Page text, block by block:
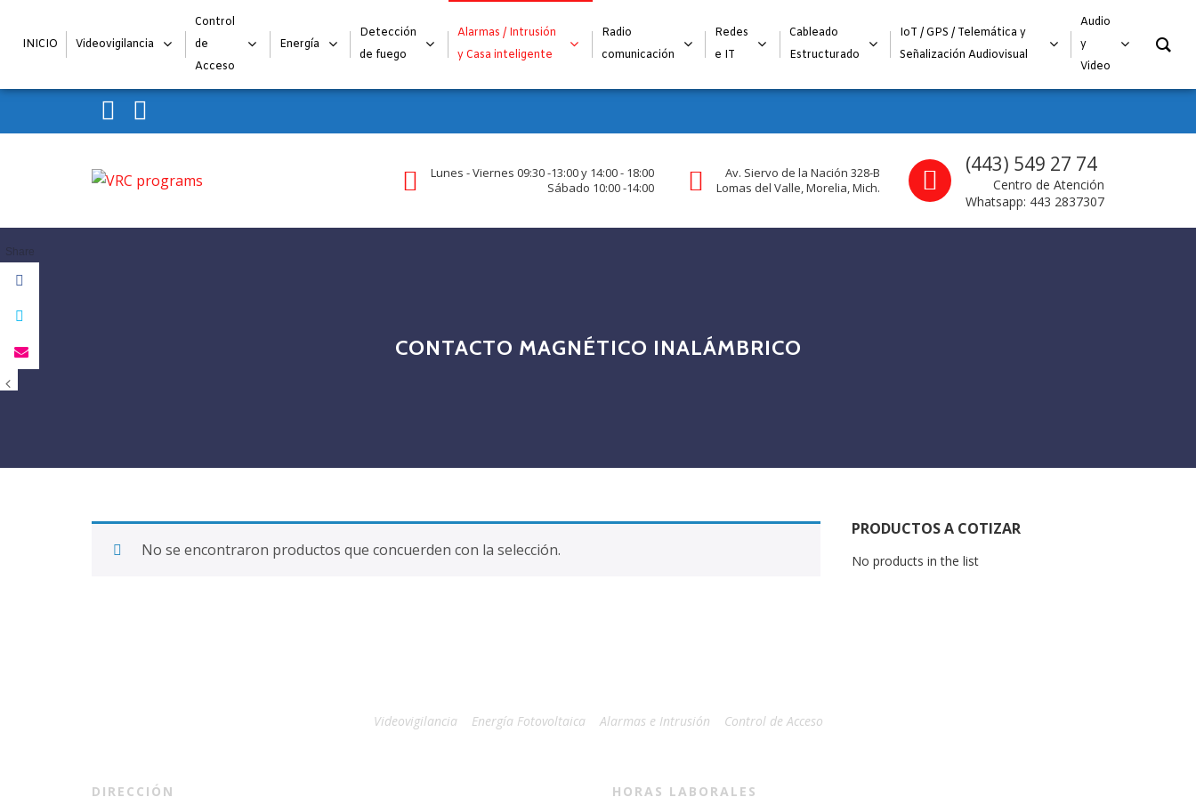
INICIO Videovigilancia
Control
de
Acceso
Energía
Detección
de fuego
Alarmas / Intrusión
y Casa inteligente
Radio
comunicación
Redes
e IT
Cableado
Estructurado
IoT / GPS / Telemática y
Señalización Audiovisual
Audio
y
Video
Skip to navigation
Call us
(443) 549 27 74
Centro de Atención
Whatsapp: 443 2837307
Av. Siervo de la Nación 328-B
Lomas del Valle, Morelia, Mich.
Lunes - Viernes 09:30 -13:00 y 14:00 - 18:00
Sábado 10:00 -14:00
CONTACTO MAGNÉTICO INALÁMBRICO
No se encontraron productos que concuerden con la selección.
PRODUCTOS A COTIZAR
No products in the list
Videovigilancia Energía Fotovoltaica Alarmas e Intrusión Control de Acceso
DIRECCIÓN HORAS LABORALES
Share